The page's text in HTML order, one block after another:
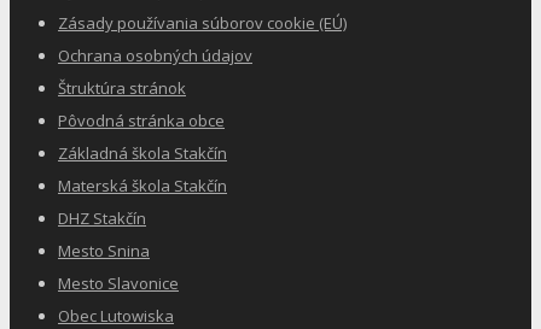
Zásady používania súborov cookie (EÚ)
Ochrana osobných údajov
Štruktúra stránok
Pôvodná stránka obce
Základná škola Stakčín
Materská škola Stakčín
DHZ Stakčín
Mesto Snina
Mesto Slavonice
Obec Lutowiska